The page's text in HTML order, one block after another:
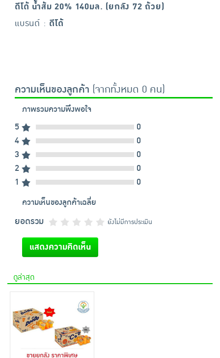
ดีโด้ น้ำส้ม 20% 140มล. (ยกลัง 72 ถ้วย)
แบรนด์ : ดีโด้
ความเห็นของลูกค้า (จากทั้งหมด 0 คน)
ภาพรวมความพึงพอใจ
5
0
4
0
3
0
2
0
1
0
ความเห็นของลูกค้าเฉลี่ย
ยอดรวม ยังไม่มีการประเมิน
แสดงความคิดเห็น
ดูล่าสุด